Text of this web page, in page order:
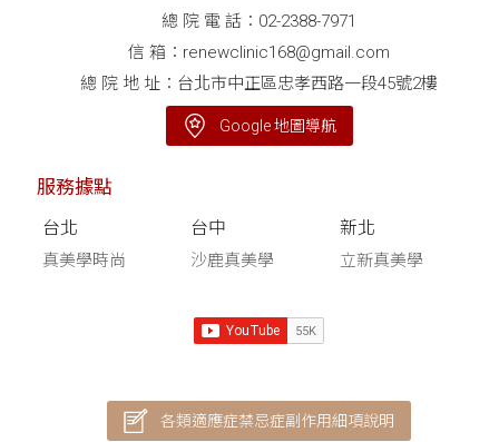
總 院 電 話： 02-2388-7971
信 箱： renewclinic168@gmail.com
總 院 地 址：台北市中正區忠孝西路一段45號2樓
Google 地圖導航
服務據點
台北
真美學時尚
台中
沙鹿真美學
新北
立新真美學
各類適應症禁忌症副作用細項說明